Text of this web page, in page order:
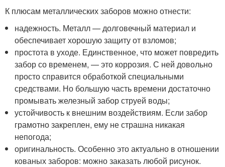
К плюсам металлических заборов можно отнести:
надежность. Металл — долговечный материал и
обеспечивает хорошую защиту от взломов;
простота в уходе. Единственное, что может повредить
забор со временем, — это коррозия. С ней довольно
просто справится обработкой специальными
средствами. Но большую часть времени достаточно
промывать железный забор струей воды;
устойчивость к внешним воздействиям. Если забор
грамотно закреплен, ему не страшна никакая
непогода;
оригинальность. Особенно это актуально в отношении
кованых заборов: можно заказать любой рисунок.